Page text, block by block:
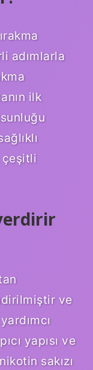
adımlarla
ilk
çeşitli
ve
yapısı ve
sakızı